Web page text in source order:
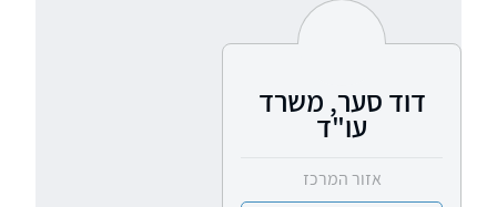
דוד סער, משרד
עו"ד
אזור המרכז